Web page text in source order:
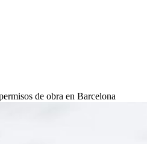
de obra en Barcelona